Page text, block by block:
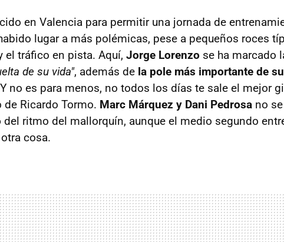
en Valencia para permitir una jornada de
lugar a más polémicas, pese a pequeños roces
el tráfico en pista. Aquí, Jorge Lorenzo se ha marcado
de su vida", además de la pole más importante de
no es para menos, no todos los días te sale el mejor
de Ricardo Tormo. Marc Márquez y Dani Pedrosa no
del ritmo del mallorquín, aunque el medio segundo
cosa.